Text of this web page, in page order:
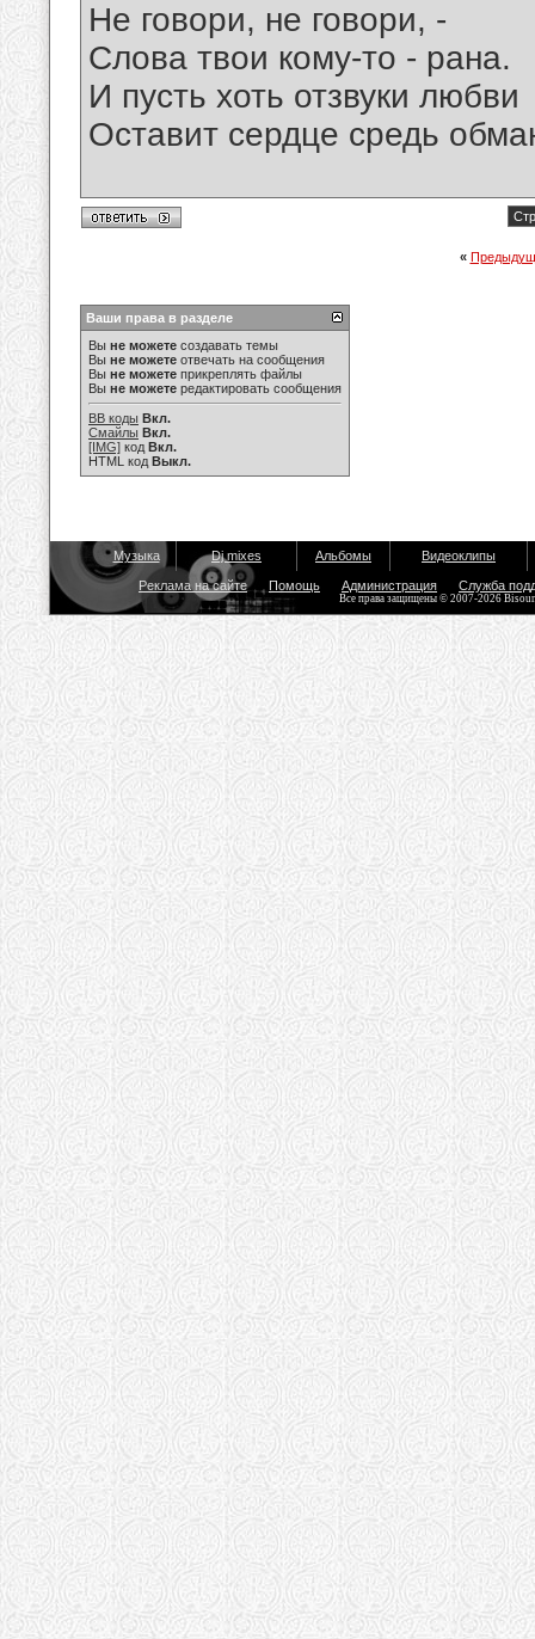
Не говори, не говори, -
Слова твои кому-то - рана.
И пусть хоть отзвуки любви
Оставит сердце средь
«
Ваши права в разделе
Вы не можете создавать темы
Вы не можете отвечать на сообщения
Вы не можете прикреплять файлы
Вы не можете редактировать сообщения
BB коды Вкл.
Смайлы Вкл.
[IMG] код Вкл.
HTML код Выкл.
Музыка Dj mixes Альбомы Видеоклипы
Реклама на сайте Помощь Администрация Служба
Все права защищены © 2007-2026